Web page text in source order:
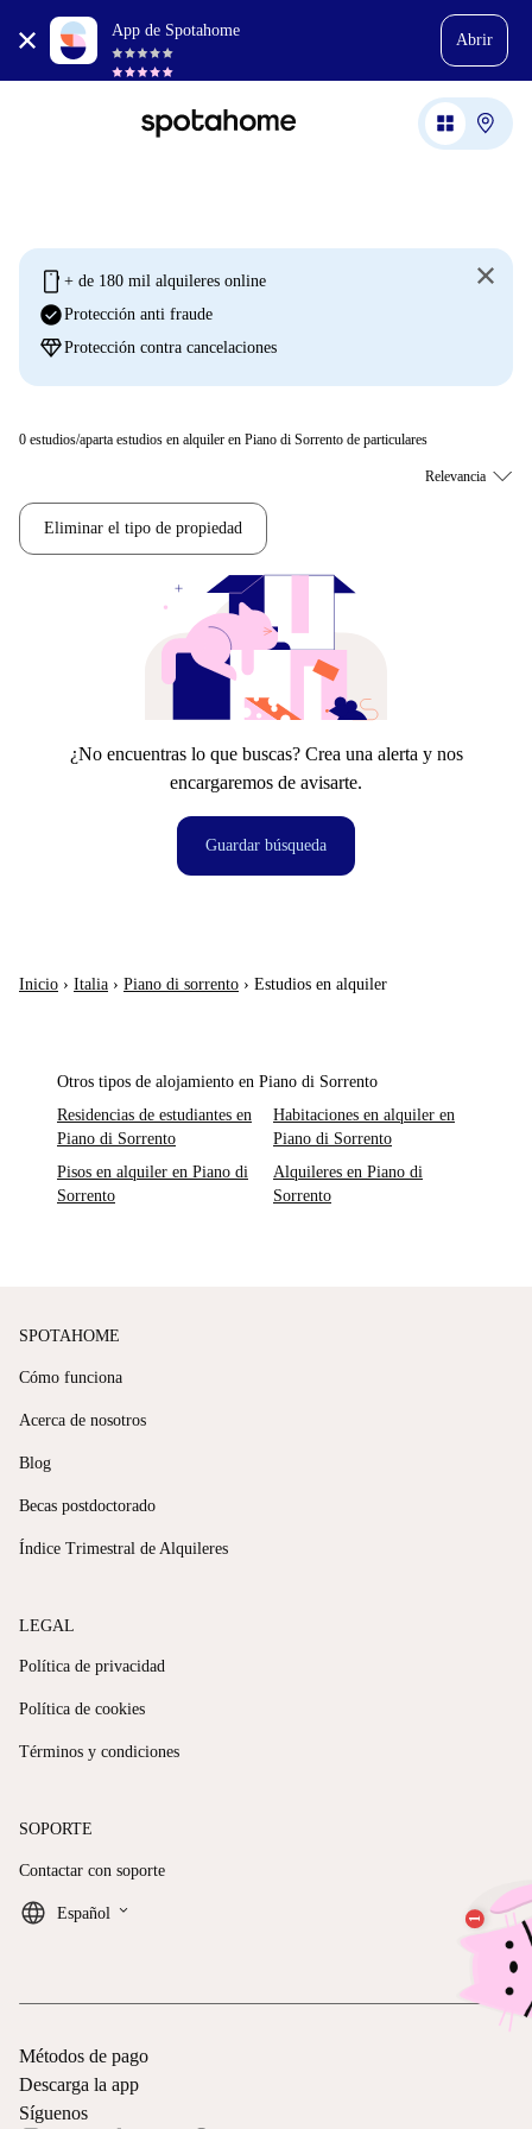
App de Spotahome
Abrir
mobile + de 180 mil alquileres online
check_circleProtección anti fraude
diamondProtección contra cancelaciones
0 estudios/aparta estudios en alquiler en Piano di Sorrento de particulares
Eliminar el tipo de propiedad
¿No encuentras lo que buscas? Crea una alerta y nos
encargaremos de avisarte.
Guardar búsqueda
Inicio › Italia › Piano di sorrento › Estudios en alquiler
Otros tipos de alojamiento en Piano di Sorrento
Residencias de estudiantes en
Piano di Sorrento
Habitaciones en alquiler en
Piano di Sorrento
Pisos en alquiler en Piano di
Sorrento
Alquileres en Piano di
Sorrento
SPOTAHOME
Cómo funciona
Acerca de nosotros
Blog
Becas postdoctorado
Índice Trimestral de Alquileres
LEGAL
Política de privacidad
Política de cookies
Términos y condiciones
SOPORTE
Contactar con soporte
Español keyboard_arrow_down
Métodos de pago
Descarga la app
Síguenos